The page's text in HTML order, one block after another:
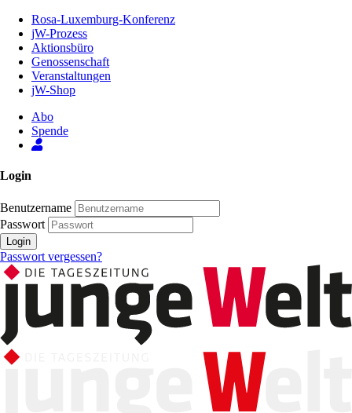
Inhalt
Seite
Rosa-Luxemburg-Konferenz
jW-Prozess
Aktionsbüro
Genossenschaft
Veranstaltungen
jW-Shop
Abo
Spende
Login
Benutzername
Passwort
Login
Passwort vergessen?